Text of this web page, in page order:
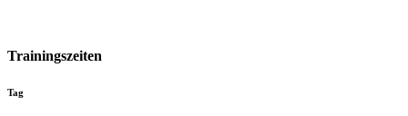
Trainingszeiten
Tag